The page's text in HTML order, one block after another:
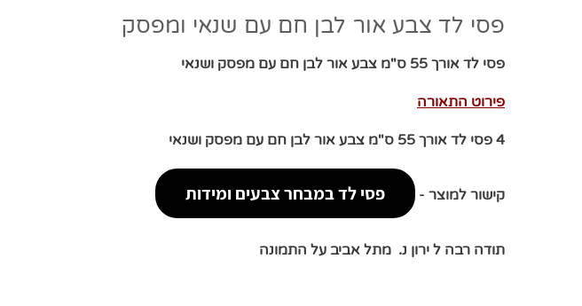
פסי לד צבע אור לבן חם עם שנאי ומפסק
פסי לד אורך 55 ס"מ צבע אור לבן חם עם מפסק ושנאי
פירוט התאורה
4 פסי לד אורך 55 ס"מ צבע אור לבן חם עם מפסק ושנאי
קישור למוצר - פסי לד במבחר צבעים ומידות
תודה רבה ל ירון נ. מתל אביב על התמונה